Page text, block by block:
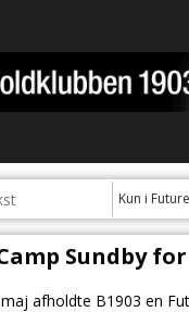
Kun i
Sundby for
afholdte B1903 en